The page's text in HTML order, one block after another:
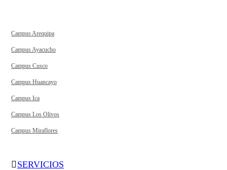
Campus Arequipa
Campus Ayacucho
Campus Cusco
Campus Huancayo
Campus Ica
Campus Los Olivos
Campus Miraflores
SERVICIOS